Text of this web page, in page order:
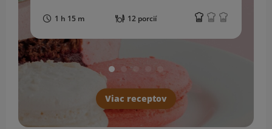
1 h 15 m 12 porcií
Viac receptov